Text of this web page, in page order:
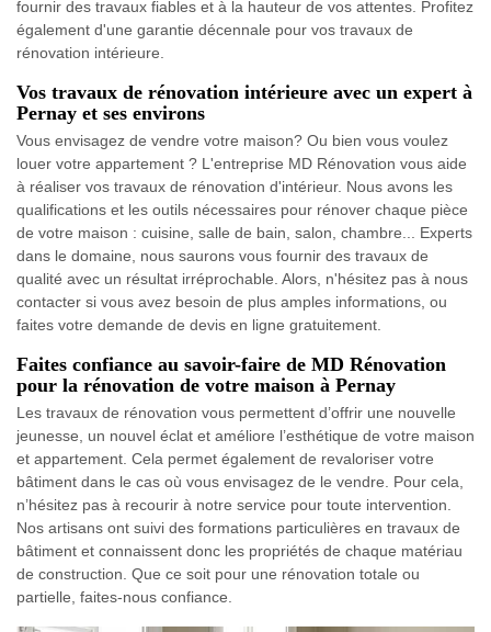
fournir des travaux fiables et à la hauteur de vos attentes. Profitez
également d'une garantie décennale pour vos travaux de
rénovation intérieure.
Vos travaux de rénovation intérieure avec un expert à
Pernay et ses environs
Vous envisagez de vendre votre maison? Ou bien vous voulez
louer votre appartement ? L'entreprise MD Rénovation vous aide
à réaliser vos travaux de rénovation d'intérieur. Nous avons les
qualifications et les outils nécessaires pour rénover chaque pièce
de votre maison : cuisine, salle de bain, salon, chambre... Experts
dans le domaine, nous saurons vous fournir des travaux de
qualité avec un résultat irréprochable. Alors, n'hésitez pas à nous
contacter si vous avez besoin de plus amples informations, ou
faites votre demande de devis en ligne gratuitement.
Faites confiance au savoir-faire de MD Rénovation
pour la rénovation de votre maison à Pernay
Les travaux de rénovation vous permettent d’offrir une nouvelle
jeunesse, un nouvel éclat et améliore l’esthétique de votre maison
et appartement. Cela permet également de revaloriser votre
bâtiment dans le cas où vous envisagez de le vendre. Pour cela,
n’hésitez pas à recourir à notre service pour toute intervention.
Nos artisans ont suivi des formations particulières en travaux de
bâtiment et connaissent donc les propriétés de chaque matériau
de construction. Que ce soit pour une rénovation totale ou
partielle, faites-nous confiance.